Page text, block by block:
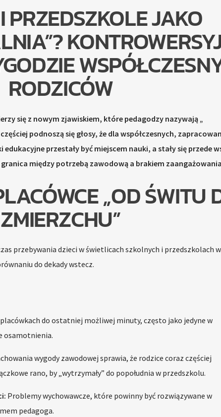
PRZEDSZKOLE JAKO
RODZICÓW
się z nowym zjawiskiem, które pedagodzy nazywają „
podnoszą się głosy, że dla współczesnych,
przestały być miejscem nauki, a stały się przede
między potrzebą zawodową a brakiem
„OD ŚWITU
ZMIERZCHU”
przebywania dzieci w świetlicach szkolnych i przedszkolach
do dekady wstecz.
do ostatniej możliwej minuty, często jako jedyne w
osamotnienia.
wygody zawodowej sprawia, że rodzice coraz częściej
rano, by „wytrzymały” do popołudnia w przedszkolu.
Problemy wychowawcze, które powinny być rozwiązywane w
pedagoga.